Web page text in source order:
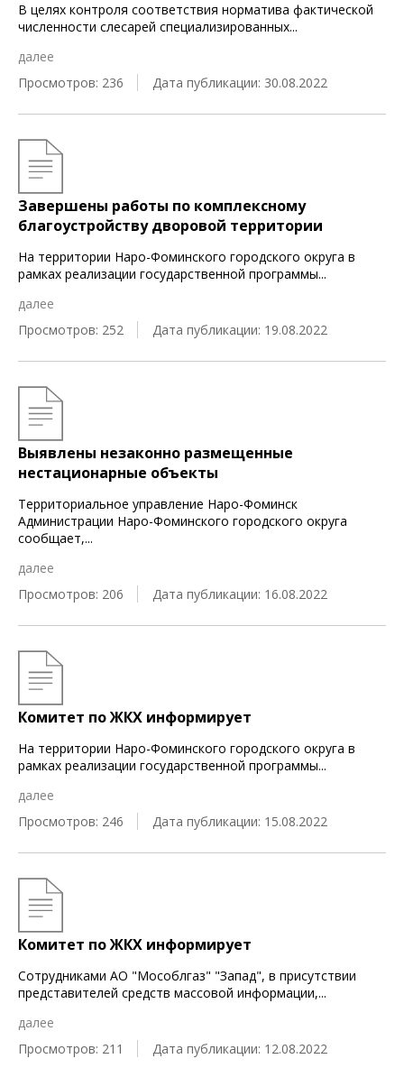
В целях контроля соответствия норматива фактической
численности слесарей специализированных...
далее
Просмотров: 236
Дата публикации: 30.08.2022
Завершены работы по комплексному
благоустройству дворовой территории
На территории Наро-Фоминского городского округа в
рамках реализации государственной программы...
далее
Просмотров: 252
Дата публикации: 19.08.2022
Выявлены незаконно размещенные
нестационарные объекты
Территориальное управление Наро-Фоминск
Администрации Наро-Фоминского городского округа
сообщает,...
далее
Просмотров: 206
Дата публикации: 16.08.2022
Комитет по ЖКХ информирует
На территории Наро-Фоминского городского округа в
рамках реализации государственной программы...
далее
Просмотров: 246
Дата публикации: 15.08.2022
Комитет по ЖКХ информирует
Cотрудниками АО "Мособлгаз" "Запад", в присутствии
представителей средств массовой информации,...
далее
Просмотров: 211
Дата публикации: 12.08.2022